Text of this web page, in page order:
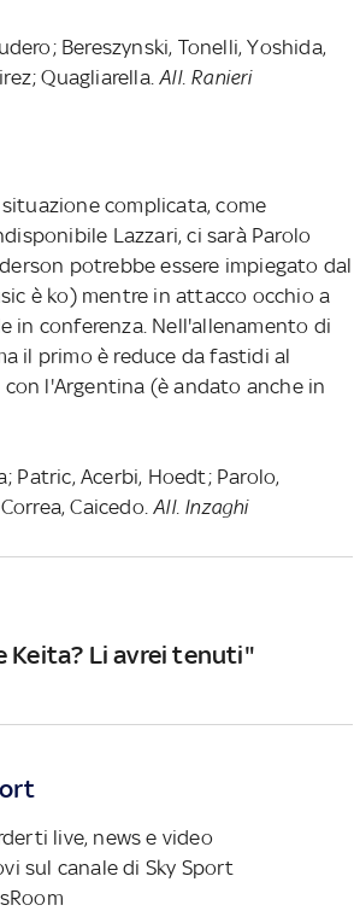
Bereszynski, Tonelli, Yoshida,
Quagliarella.All. Ranieri
complicata, come
Lazzari, ci sarà Parolo
potrebbe essere impiegato dal
è ko) mentre in attacco occhio a
in conferenza. Nell'allenamento di
il primo è reduce da fastidi al
l'Argentina (è andato anche in
Patric, Acerbi, Hoedt; Parolo,
Caicedo.All. Inzaghi
Keita? Li avrei tenuti"
live, news e video
sul canale di Sky Sport